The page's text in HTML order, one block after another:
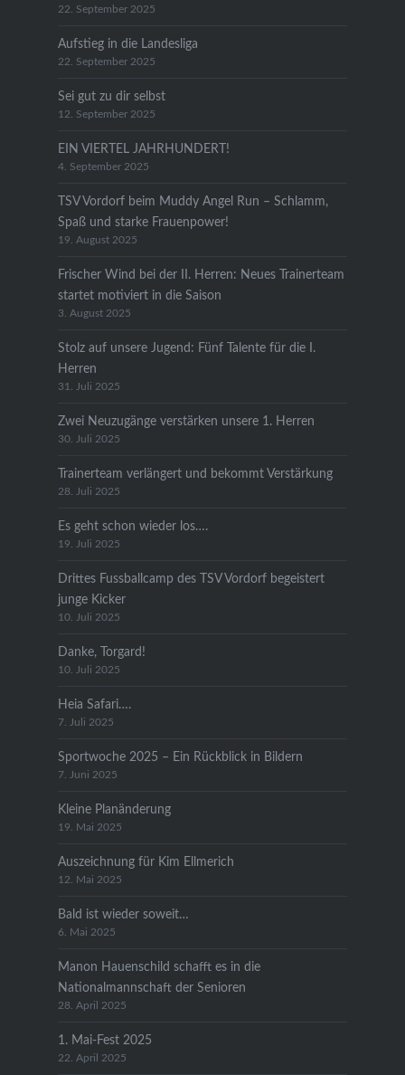
22. September 2025
Aufstieg in die Landesliga
22. September 2025
Sei gut zu dir selbst
12. September 2025
EIN VIERTEL JAHRHUNDERT!
4. September 2025
TSV Vordorf beim Muddy Angel Run – Schlamm,
Spaß und starke Frauenpower!
19. August 2025
Frischer Wind bei der II. Herren: Neues Trainerteam
startet motiviert in die Saison
3. August 2025
Stolz auf unsere Jugend: Fünf Talente für die I.
Herren
31. Juli 2025
Zwei Neuzugänge verstärken unsere 1. Herren
30. Juli 2025
Trainerteam verlängert und bekommt Verstärkung
28. Juli 2025
Es geht schon wieder los….
19. Juli 2025
Drittes Fussballcamp des TSV Vordorf begeistert
junge Kicker
10. Juli 2025
Danke, Torgard!
10. Juli 2025
Heia Safari….
7. Juli 2025
Sportwoche 2025 – Ein Rückblick in Bildern
7. Juni 2025
Kleine Planänderung
19. Mai 2025
Auszeichnung für Kim Ellmerich
12. Mai 2025
Bald ist wieder soweit…
6. Mai 2025
Manon Hauenschild schafft es in die
Nationalmannschaft der Senioren
28. April 2025
1. Mai-Fest 2025
22. April 2025